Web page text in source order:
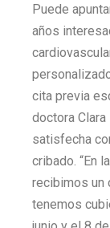
Puede
años
cita previa
doctora
satisfecha
cribado. “En
recibimos un
tenemos